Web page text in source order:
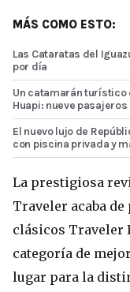
MÁS COMO ESTO:
Las Cataratas del
por día
Un catamarán turístico
Huapi: nueve
El nuevo lujo de
con piscina privada y
La prestigiosa
Traveler acaba
clásicos Traveler
categoría de
lugar para la